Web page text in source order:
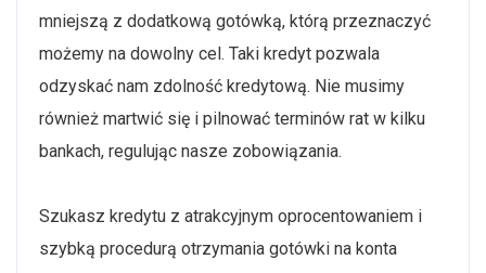
mniejszą z dodatkową gotówką, którą przeznaczyć
możemy na dowolny cel. Taki kredyt pozwala
odzyskać nam zdolność kredytową. Nie musimy
również martwić się i pilnować terminów rat w kilku
bankach, regulując nasze zobowiązania.
Szukasz kredytu z atrakcyjnym oprocentowaniem i
szybką procedurą otrzymania gotówki na konta